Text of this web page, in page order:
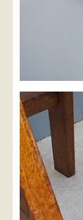
松本民芸
2678 2990